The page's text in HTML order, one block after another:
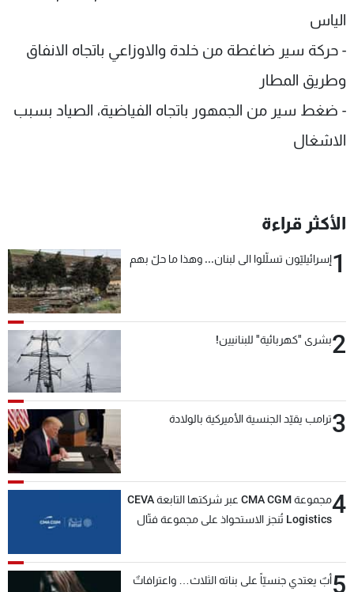
الياس
- حركة سير ضاغطة من خلدة والاوزاعي باتجاه الانفاق
وطريق المطار
- ضغط سير من الجمهور باتجاه الفياضية، الصياد بسبب
الاشغال
الأكثر قراءة
1إسرائيليّون تسلّلوا الى لبنان... وهذا ما حلّ بهم
2بشرى "كهربائية" للبنانيين!
3ترامب يقيّد الجنسية الأميركية بالولادة
4
مجموعة CMA CGM عبر شركتها التابعة CEVA
Logistics تُنجز الاستحواذ على مجموعة فتّال
5أبٌ يعتدي جنسيّاً على بناته الثلاث… واعترافاتٌ